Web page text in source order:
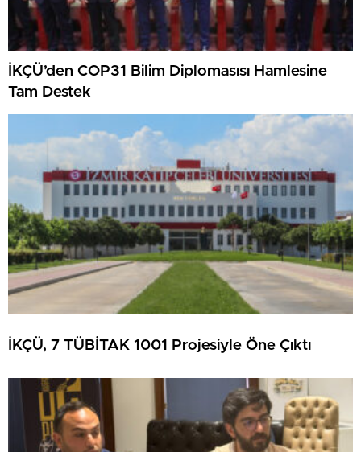
İKÇÜ’den COP31 Bilim Diplomasısı Hamlesine
Tam Destek
İKÇÜ, 7 TÜBİTAK 1001 Projesiyle Öne Çıktı